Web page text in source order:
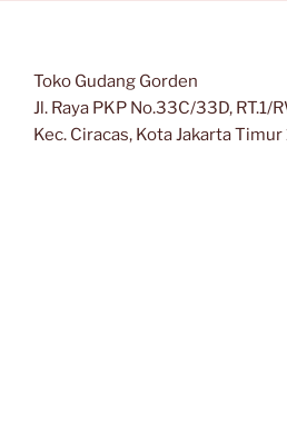
Toko Gudang Gorden
Jl. Raya PKP No.33C/33D, RT.1/
Kec. Ciracas, Kota Jakarta